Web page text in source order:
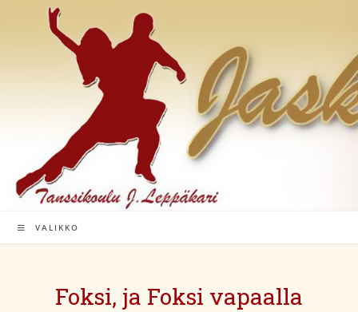
VALIKKO
Foksi, ja Foksi vapaalla